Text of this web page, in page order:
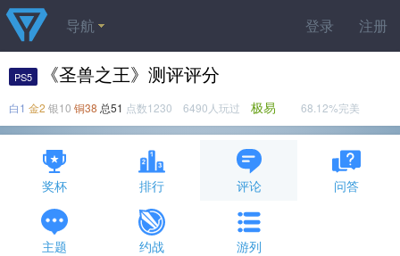
登录 注册
导航
PS5 《圣兽之王》测评评分
白1 金2 银10 铜38 总51 点数1230 6490人玩过 极易 68.12%完美
奖杯 排行 评论 问答
主题 约战 游列